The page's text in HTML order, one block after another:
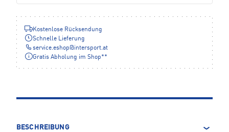
Kostenlose Rücksendung
Schnelle Lieferung
service.eshop@intersport.at
Gratis Abholung im Shop**
BESCHREIBUNG